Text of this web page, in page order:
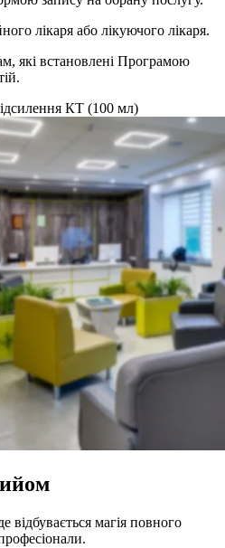
лікаря або лікуючого лікаря.
які встановлені Програмою
відбувається магія повного